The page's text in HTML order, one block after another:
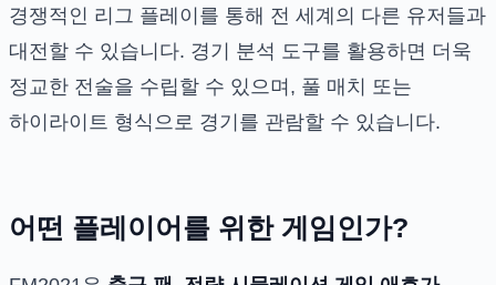
경쟁적인 리그 플레이를 통해 전 세계의 다른 유저들과
대전할 수 있습니다. 경기 분석 도구를 활용하면 더욱
정교한 전술을 수립할 수 있으며, 풀 매치 또는
하이라이트 형식으로 경기를 관람할 수 있습니다.
어떤 플레이어를 위한 게임인가?